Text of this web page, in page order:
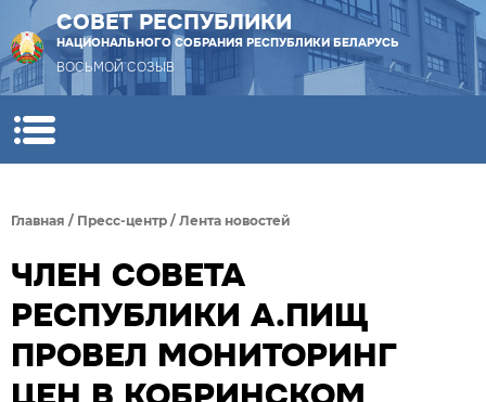
СОВЕТ РЕСПУБЛИКИ
НАЦИОНАЛЬНОГО СОБРАНИЯ РЕСПУБЛИКИ БЕЛАРУСЬ
ВОСЬМОЙ СОЗЫВ
Главная / Пресс-центр / Лента новостей
ЧЛЕН СОВЕТА
РЕСПУБЛИКИ А.ПИЩ
ПРОВЕЛ МОНИТОРИНГ